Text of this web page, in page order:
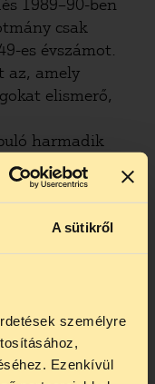
A sütikről
személyre
Ezenkívül
1989–90-ben
csak
es évszámot.
az, amely
elismerő,
harmadik
a választásokon
a külföldön
a
hogy olyan
viselik, mert
keresztény
Az új